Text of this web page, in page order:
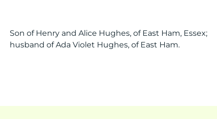
Son of Henry and Alice Hughes, of East Ham, Essex;
husband of Ada Violet Hughes, of East Ham.